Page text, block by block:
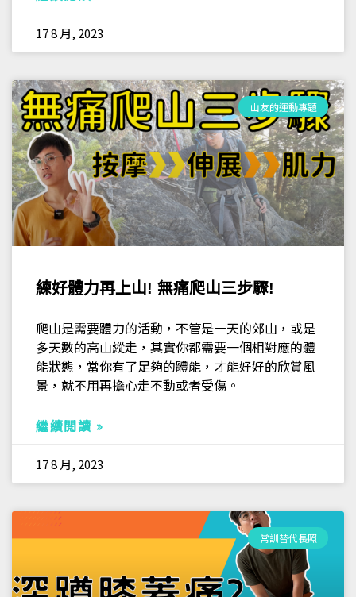
17 8 月, 2023
山友的運動專題
練好體力再上山! 無痛爬山三步驟!
爬山是需要體力的活動，不管是一天的郊山，或是
多天數的高山縱走，其實你都需要一個相對應的體
能狀態，當你有了足夠的體能，才能好好的欣賞風
景，就不用再擔心走不動或者受傷。
繼續閱讀 »
17 8 月, 2023
常訓替代長照